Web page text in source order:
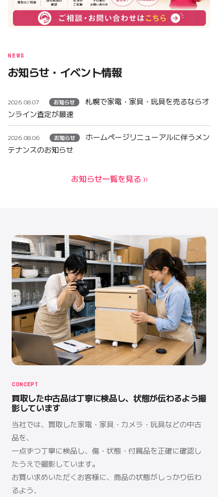
NEWS
お知らせ・イベント情報
2026.08.07 お知らせ
札幌で家電・家具・玩具を売るならオ
ンライン査定が最速
2026.08.06 お知らせ
ホームページリニューアルに伴うメン
テナンスのお知らせ
お知らせ一覧を見る ›
CONCEPT
買取した中古品は丁寧に検品し、状態が伝わるよう撮
影しています
当社では、買取した家電・家具・カメラ・玩具などの中古
品を、
一点ずつ丁寧に検品し、傷・状態・付属品を正確に確認し
たうえで撮影しています。
お買い求めいただくお客様に、商品の状態がしっかり伝わ
るよう、